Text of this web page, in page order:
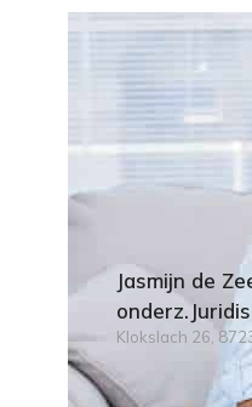
Jasmijn de
Klokslach 26,